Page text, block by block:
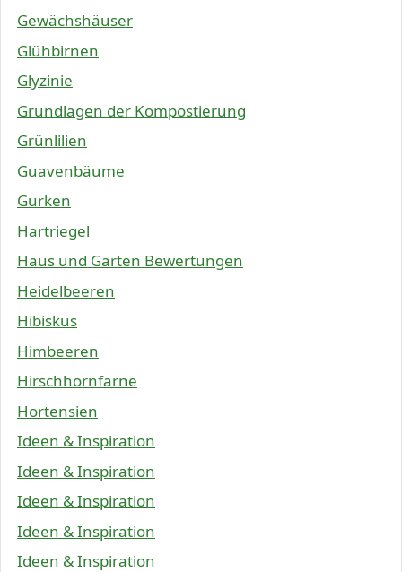
Gewächshäuser
Glühbirnen
Glyzinie
Grundlagen der Kompostierung
Grünlilien
Guavenbäume
Gurken
Hartriegel
Haus und Garten Bewertungen
Heidelbeeren
Hibiskus
Himbeeren
Hirschhornfarne
Hortensien
Ideen & Inspiration
Ideen & Inspiration
Ideen & Inspiration
Ideen & Inspiration
Ideen & Inspiration